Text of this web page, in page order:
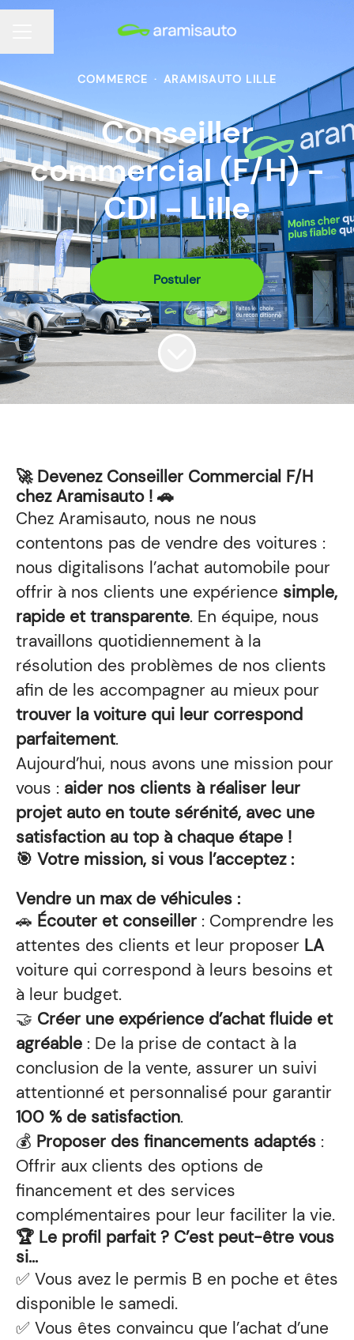
Partager la page
COMMERCE · ARAMISAUTO LILLE
Conseiller
commercial (F/H) -
CDI - Lille
Postuler
🚀 Devenez Conseiller Commercial F/H
chez Aramisauto ! 🚗
Chez Aramisauto, nous ne nous
contentons pas de vendre des voitures :
nous digitalisons l’achat automobile pour
offrir à nos clients une expérience simple,
rapide et transparente. En équipe, nous
travaillons quotidiennement à la
résolution des problèmes de nos clients
afin de les accompagner au mieux pour
trouver la voiture qui leur correspond
parfaitement.
Aujourd’hui, nous avons une mission pour
vous : aider nos clients à réaliser leur
projet auto en toute sérénité, avec une
satisfaction au top à chaque étape !
🎯 Votre mission, si vous l’acceptez :
Vendre un max de véhicules :
🚗 Écouter et conseiller : Comprendre les
attentes des clients et leur proposer LA
voiture qui correspond à leurs besoins et
à leur budget.
🤝 Créer une expérience d’achat fluide et
agréable : De la prise de contact à la
conclusion de la vente, assurer un suivi
attentionné et personnalisé pour garantir
100 % de satisfaction.
💰 Proposer des financements adaptés :
Offrir aux clients des options de
financement et des services
complémentaires pour leur faciliter la vie.
🏆 Le profil parfait ? C’est peut-être vous
si...
✅ Vous avez le permis B en poche et êtes
disponible le samedi.
✅ Vous êtes convaincu que l’achat d’une